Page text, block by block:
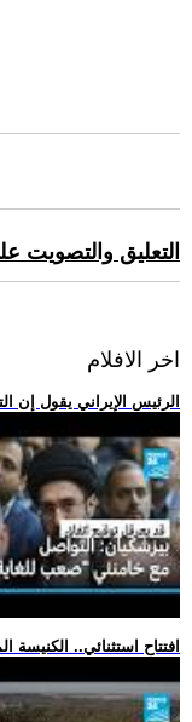
التعليق والتصويت
اخر الافلام
.. الرئيس الإيراني يقول
.. افتتاح استثنائي..